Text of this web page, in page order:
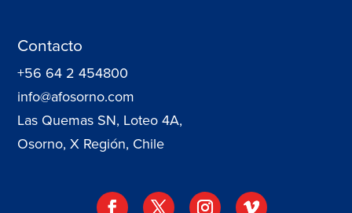
Contacto
+56 64 2 454800
info@afosorno.com
Las Quemas SN, Loteo 4A,
Osorno, X Región, Chile